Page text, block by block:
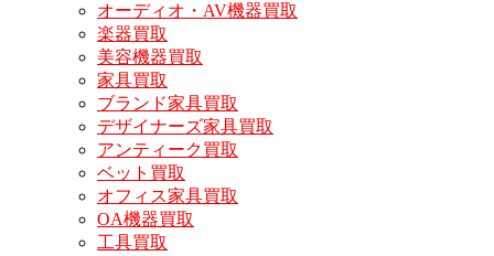
オーディオ・AV機器買取
楽器買取
美容機器買取
家具買取
ブランド家具買取
デザイナーズ家具買取
アンティーク買取
ベット買取
オフィス家具買取
OA機器買取
工具買取